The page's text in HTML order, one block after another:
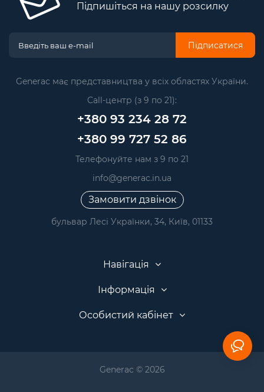
Підпишіться на нашу розсилку
Підписатися
Generac має представництва у всіх областях України.
Call-центр (з 9 по 21):
+380 93 234 28 72
+380 99 727 52 86
Телефонуйте нам з 9 по 21
info@generac.in.ua
Замовити дзвінок
бульвар Лесі Українки, 34, Київ, 01133
Навігація
Інформація
Особистий кабінет
Generac © 2026